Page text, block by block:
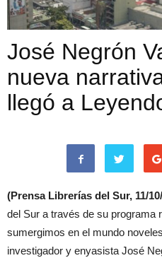
José Negrón
nueva
llegó a
(Prensa Librerías del Sur, 11/
del Sur a través de su programa
sumergimos en el mundo
investigador y enyasista José